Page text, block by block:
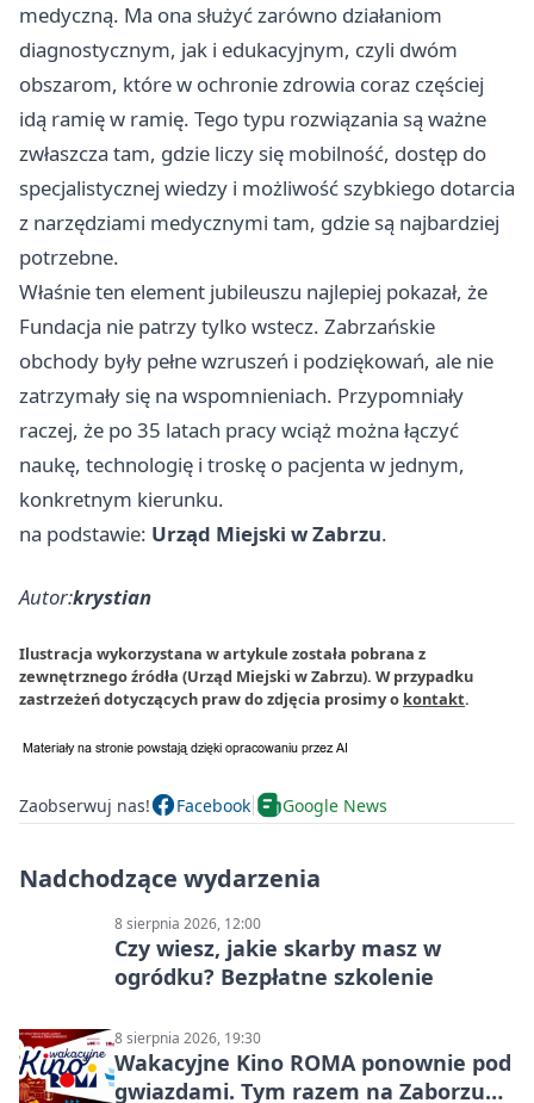
medyczną. Ma ona służyć zarówno działaniom
diagnostycznym, jak i edukacyjnym, czyli dwóm
obszarom, które w ochronie zdrowia coraz częściej
idą ramię w ramię. Tego typu rozwiązania są ważne
zwłaszcza tam, gdzie liczy się mobilność, dostęp do
specjalistycznej wiedzy i możliwość szybkiego dotarcia
z narzędziami medycznymi tam, gdzie są najbardziej
potrzebne.
Właśnie ten element jubileuszu najlepiej pokazał, że
Fundacja nie patrzy tylko wstecz. Zabrzańskie
obchody były pełne wzruszeń i podziękowań, ale nie
zatrzymały się na wspomnieniach. Przypomniały
raczej, że po 35 latach pracy wciąż można łączyć
naukę, technologię i troskę o pacjenta w jednym,
konkretnym kierunku.
na podstawie: Urząd Miejski w Zabrzu.
Autor:krystian
Ilustracja wykorzystana w artykule została pobrana z
zewnętrznego źródła (Urząd Miejski w Zabrzu). W przypadku
zastrzeżeń dotyczących praw do zdjęcia prosimy o kontakt.
Zaobserwuj nas! Facebook Google News
Nadchodzące wydarzenia
8 sierpnia 2026, 12:00
Czy wiesz, jakie skarby masz w
ogródku? Bezpłatne szkolenie
8 sierpnia 2026, 19:30
Wakacyjne Kino ROMA ponownie pod
gwiazdami. Tym razem na Zaborzu